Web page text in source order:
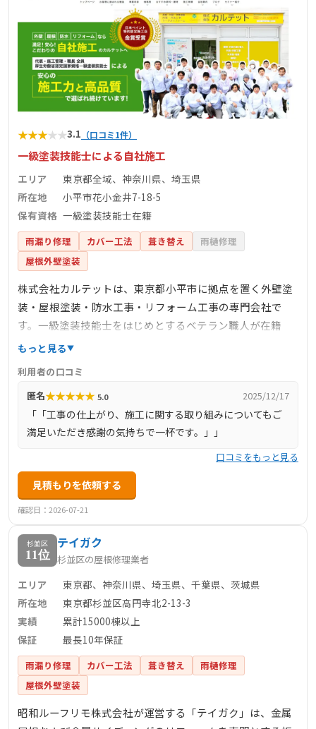
★★★★★3.1 （口コミ1件）
一級塗装技能士による自社施工
エリア
東京都全域、神奈川県、埼玉県
所在地
小平市花小金井7-18-5
保有資格 一級塗装技能士在籍
雨漏り修理 カバー工法 葺き替え
雨樋修理
屋根外壁塗装
株式会社カルテットは、東京都小平市に拠点を置く外壁塗
装・屋根塗装・防水工事・リフォーム工事の専門会社で
す。一級塗装技能士をはじめとするベテラン職人が在籍
し、完全自社施工にこだわっています。訪問診断や見積も
式サイトには多数の施工事例が掲載されており、施工の品
質や実績を確認できます。
もっと見る
利用者の口コミ
匿名★★★★★ 5.0 2025/12/17
「「工事の仕上がり、施工に関する取り組みについてもご
満足いただき感謝の気持ちで一杯です。」」
口コミをもっと見る
見積もりを依頼する
確認日：2026-07-21
杉並区
11位
テイガク
杉並区の屋根修理業者
エリア
東京都、神奈川県、埼玉県、千葉県、茨城県
所在地
東京都杉並区高円寺北2-13-3
実績
累計15000棟以上
保証
最長10年保証
雨漏り修理 カバー工法 葺き替え
雨樋修理
屋根外壁塗装
昭和ルーフリモ株式会社が運営する「テイガク」は、金属